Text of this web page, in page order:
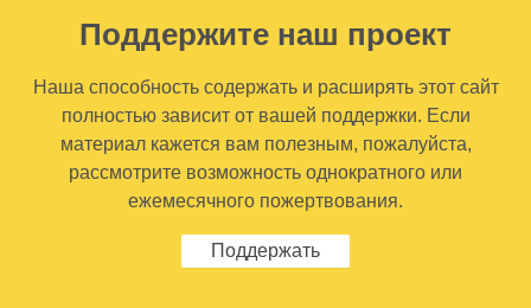
Поддержите наш проект
Наша способность содержать и расширять этот сайт
полностью зависит от вашей поддержки. Если
материал кажется вам полезным, пожалуйста,
рассмотрите возможность однократного или
ежемесячного пожертвования.
Поддержать